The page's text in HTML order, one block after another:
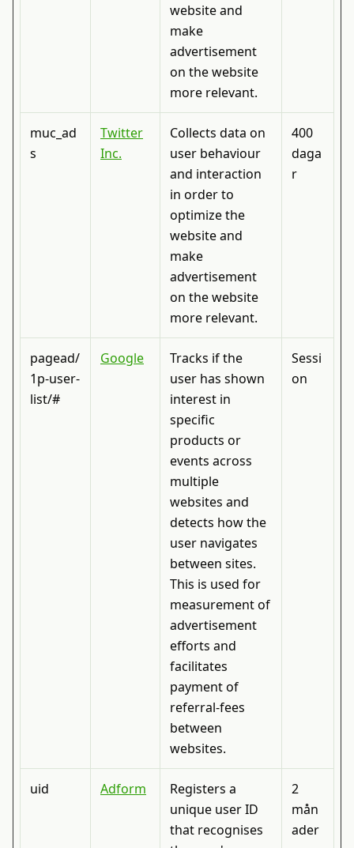
website and
make
advertisement
on the website
more relevant.
muc_ad
s
Twitter
Inc.
Collects data on
user behaviour
and interaction
in order to
optimize the
website and
make
advertisement
on the website
more relevant.
400
daga
r
pagead/
1p-user-
list/#
Google
Tracks if the
user has shown
interest in
specific
products or
events across
multiple
websites and
detects how the
user navigates
between sites.
This is used for
measurement of
advertisement
efforts and
facilitates
payment of
referral-fees
between
websites.
Sessi
on
uid Adform
Registers a
unique user ID
that recognises
2
mån
ader